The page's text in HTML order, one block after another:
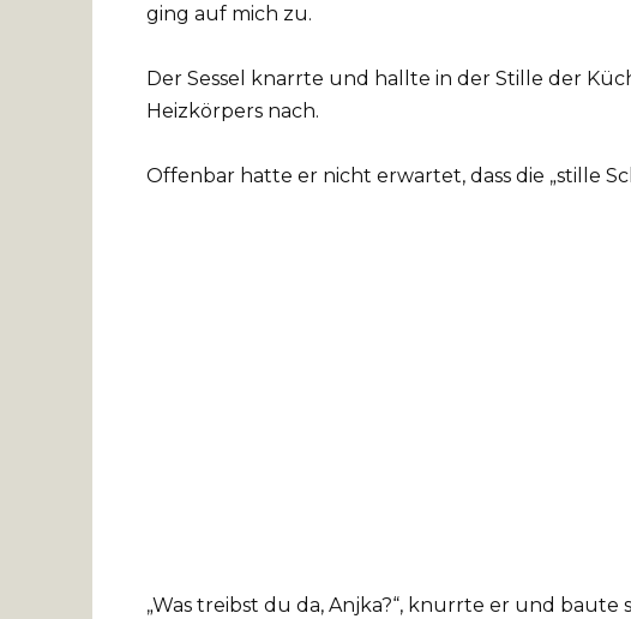
ging auf mich zu.
Der Sessel knarrte und hallte in der Stille der
Heizkörpers nach.
Offenbar hatte er nicht erwartet, dass die „stille
„Was treibst du da, Anjka?“, knurrte er und baute